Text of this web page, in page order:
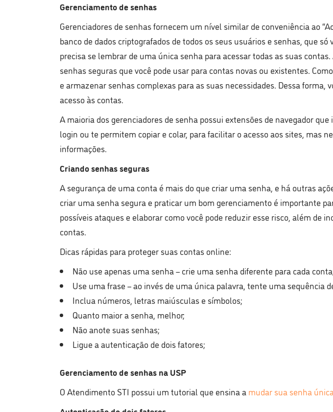
Gerenciamento de senhas
Gerenciadores de senhas fornecem um nível similar de conveniência ao
banco de dados criptografados de todos os seus usuários e senhas, que
precisa se lembrar de uma única senha para acessar todas as suas
senhas seguras que você pode usar para contas novas ou existentes.
e armazenar senhas complexas para as suas necessidades. Dessa
acesso às contas.
A maioria dos gerenciadores de senha possui extensões de navegador
login ou te permitem copiar e colar, para facilitar o acesso aos sites, mas
informações.
Criando senhas seguras
A segurança de uma conta é mais do que criar uma senha, e há outras
criar uma senha segura e praticar um bom gerenciamento é importante
possíveis ataques e elaborar como você pode reduzir esse risco, além de
contas.
Dicas rápidas para proteger suas contas online:
Não use apenas uma senha – crie uma senha diferente para cada
Use uma frase – ao invés de uma única palavra, tente uma sequência
Inclua números, letras maiúsculas e símbolos;
Quanto maior a senha, melhor;
Não anote suas senhas;
Ligue a autenticação de dois fatores;
Gerenciamento de senhas na USP
O Atendimento STI possui um tutorial que ensina a mudar sua senha única